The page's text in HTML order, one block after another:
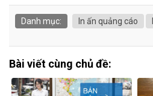
Danh mục: In ấn quảng cáo
Bài viết cùng chủ đề: